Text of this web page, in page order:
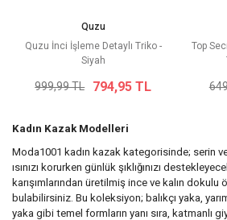
Quzu
Quzu İnci İşleme Detaylı Triko -
Siyah
999,99 TL 794,95 TL
Top
Kadın Kazak Modelleri
Moda1001 kadın kazak kategorisinde; serin
ısınızı korurken günlük şıklığınızı
karışımlarından üretilmiş ince ve kalın dokulu
bulabilirsiniz. Bu koleksiyon; balıkçı yaka,
yaka gibi temel formların yanı sıra, katmanlı